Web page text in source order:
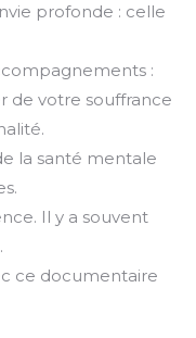
profonde : celle
:
de votre souffrance
la santé mentale
Il y a souvent
ce documentaire